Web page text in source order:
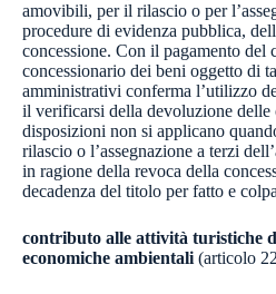
amovibili, per il rilascio o per
procedure di evidenza pubblica,
concessione. Con il pagamento del
concessionario dei beni oggetto di
amministrativi conferma l’utilizzo
il verificarsi della devoluzione delle
disposizioni non si applicano
rilascio o l’assegnazione a terzi
in ragione della revoca della
decadenza del titolo per fatto e
contributo alle attività turistiche
economiche ambientali (articolo